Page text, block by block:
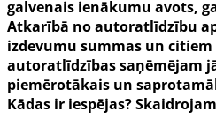
galvenais ienākumu avots,
Atkarībā no autoratlīdzību
izdevumu summas un
autoratlīdzības saņēmējam
piemērotākais un
Kādas ir iespējas?